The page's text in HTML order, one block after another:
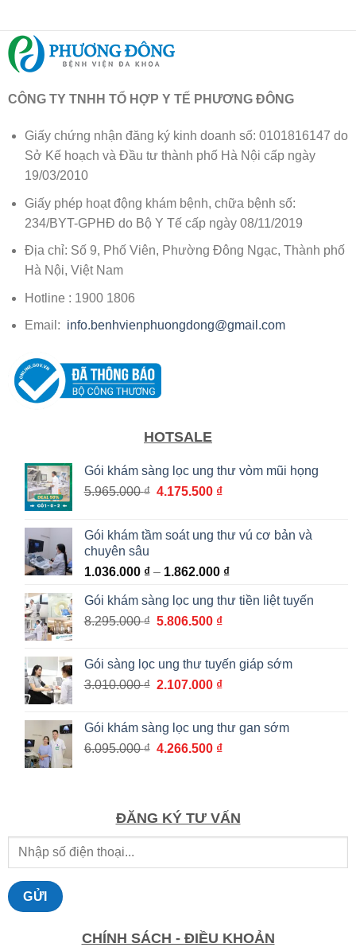
CÔNG TY TNHH TỔ HỢP Y TẾ PHƯƠNG ĐÔNG
Giấy chứng nhận đăng ký kinh doanh số: 0101816147 do
Sở Kế hoạch và Đầu tư thành phố Hà Nội cấp ngày
19/03/2010
Giấy phép hoạt động khám bệnh, chữa bệnh số:
234/BYT-GPHĐ do Bộ Y Tế cấp ngày 08/11/2019
Địa chỉ: Số 9, Phố Viên, Phường Đông Ngạc, Thành phố
Hà Nội, Việt Nam
Hotline : 1900 1806
Email: info.benhvienphuongdong@gmail.com
HOTSALE
Gói khám sàng lọc ung thư vòm mũi họng
5.965.000₫ Giá
5.965.000 ₫.
4.175.500 ₫Giá
là:
Gói khám tầm soát ung thư vú cơ bản và
chuyên sâu
1.036.000 ₫ – 1.862.000 ₫Khoảng
từ
Gói khám sàng lọc ung thư tiền liệt tuyến
8.295.000₫ Giá
8.295.000 ₫.
5.806.500 ₫Giá
là:
5.806.500 ₫.
Gói sàng lọc ung thư tuyến giáp sớm
3.010.000₫ Giá
3.010.000 ₫.
2.107.000 ₫Giá
là:
2.107.000 ₫.
Gói khám sàng lọc ung thư gan sớm
6.095.000₫ Giá
4.266.500 ₫Giá
4.266.500 ₫.
CHÍNH SÁCH - ĐIỀU KHOẢN
ĐĂNG KÝ TƯ VẤN